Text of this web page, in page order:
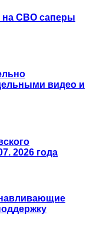
на СВО саперы
видео и
2026 года